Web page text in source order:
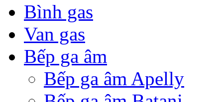
Bình gas
Van gas
Bếp ga âm
Bếp ga âm Apelly